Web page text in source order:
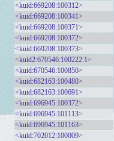
<kuid:669208:100312>
<kuid:669208:100341>
<kuid:669208:100371>
<kuid:669208:100372>
<kuid:669208:100373>
<kuid2:670546:100222:1>
<kuid:670546:100850>
<kuid:682163:100480>
<kuid:682163:100691>
<kuid:696945:100372>
<kuid:696945:101113>
<kuid:696945:101163>
<kuid:702012:100009>